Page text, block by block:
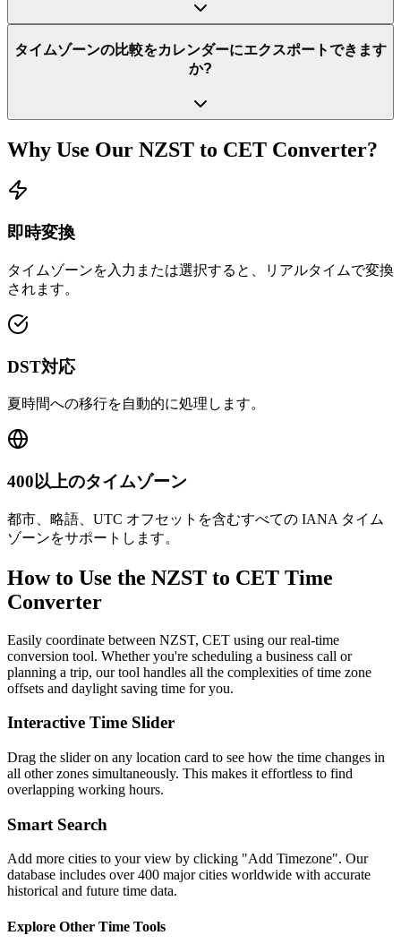
タイムゾーンの比較をカレンダーにエクスポートできます
か?
Why Use Our NZST to CET Converter?
即時変換
タイムゾーンを入力または選択すると、リアルタイムで変換
されます。
DST対応
夏時間への移行を自動的に処理します。
400以上のタイムゾーン
都市、略語、UTC オフセットを含むすべての IANA タイム
ゾーンをサポートします。
How to Use the NZST to CET Time
Converter
Easily coordinate between NZST, CET using our real-time
conversion tool. Whether you're scheduling a business call or
planning a trip, our tool handles all the complexities of time zone
offsets and daylight saving time for you.
Interactive Time Slider
Drag the slider on any location card to see how the time changes in
all other zones simultaneously. This makes it effortless to find
overlapping working hours.
Smart Search
Add more cities to your view by clicking "Add Timezone". Our
database includes over 400 major cities worldwide with accurate
historical and future time data.
Explore Other Time Tools